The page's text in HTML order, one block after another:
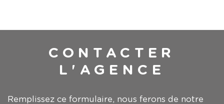
CONTACTER
L'AGENCE
Remplissez ce formulaire, nous ferons de notre